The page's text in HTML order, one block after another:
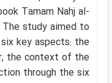
Tamam Nahj al-
The study aimed to
key aspects: the
the context of the
through the six